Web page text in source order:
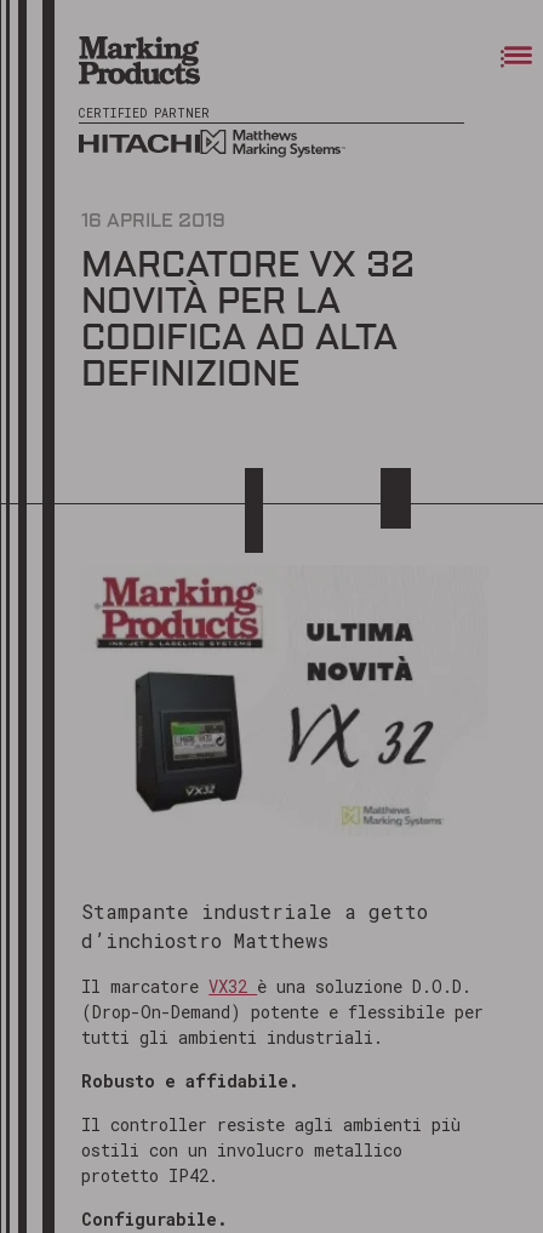
CERTIFIED PARTNER
16 APRILE 2019
MARCATORE VX 32
NOVITÀ PER LA
CODIFICA AD ALTA
DEFINIZIONE
Stampante industriale a getto
d’inchiostro Matthews
Il marcatoreVX32 è una soluzione D.O.D.
(Drop-On-Demand) potente e flessibile per
tutti gli ambienti industriali.
Robusto e affidabile.
Il controller resiste agli ambienti più
ostili con un involucro metallico
protetto IP42.
Configurabile.